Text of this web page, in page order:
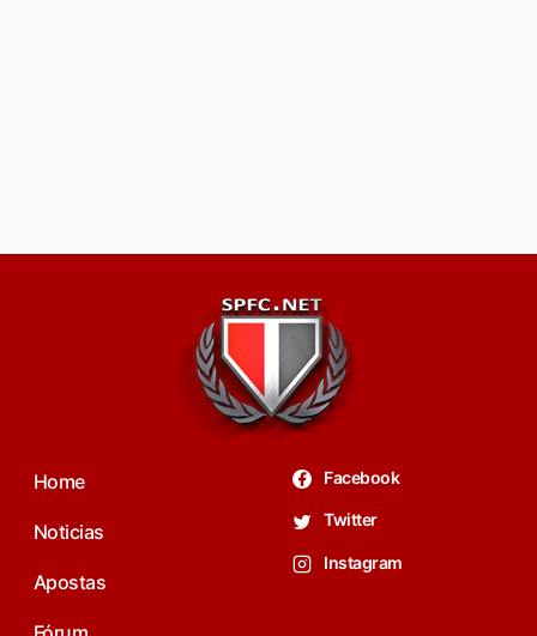
Home
Noticias
Apostas
Facebook
Twitter
Instagram